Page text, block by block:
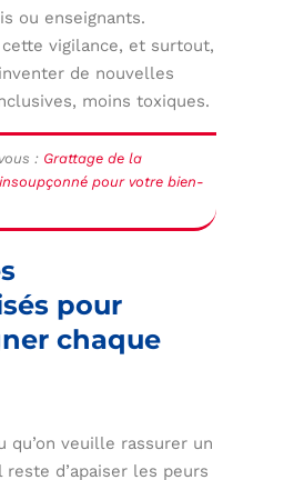
ou enseignants.
cette vigilance, et surtout,
de nouvelles
moins toxiques.
: Grattage de la
pour votre bien-
pour
chaque
qu’on veuille rassurer un
reste d’apaiser les peurs